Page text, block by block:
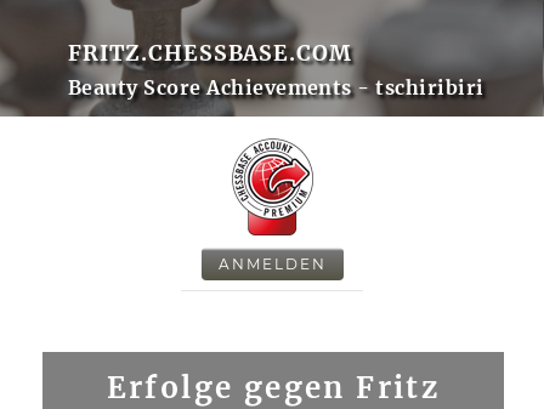
FRITZ.CHESSBASE.COM
Beauty Score Achievements - tschiribiri
ANMELDEN
Erfolge gegen Fritz